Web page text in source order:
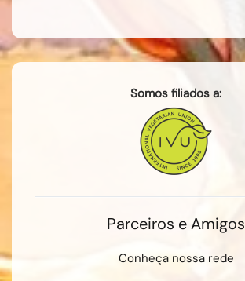
Somos filiados a:
Parceiros e Amigos
Conheça nossa rede